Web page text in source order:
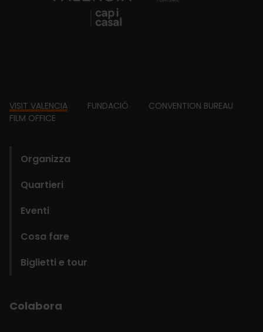
Footer
VISIT VALENCIA FUNDACIÓ
CONVENTION BUREAU
FILM OFFICE
Organizza
Quartieri
Eventi
Cosa fare
Biglietti e tour
Colabora